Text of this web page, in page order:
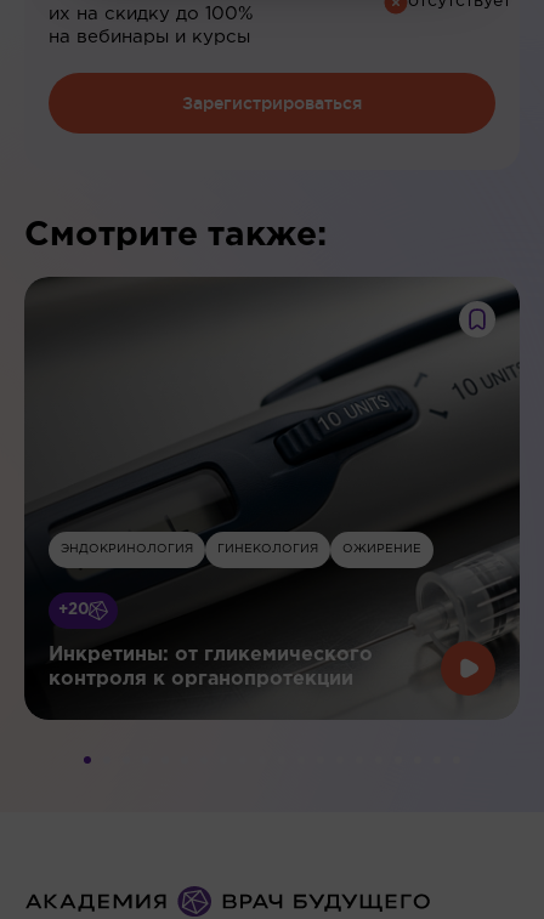
их на скидку до 100%
на вебинары и курсы
Зарегистрироваться
Смотрите также:
ЭНДОКРИНОЛОГИЯ ГИНЕКОЛОГИЯ ОЖИРЕНИЕ
+20
Инкретины: от гликемического
контроля к органопротекции